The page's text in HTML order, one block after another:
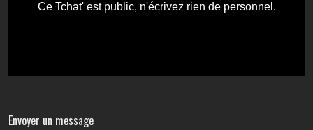
Envoyer un message